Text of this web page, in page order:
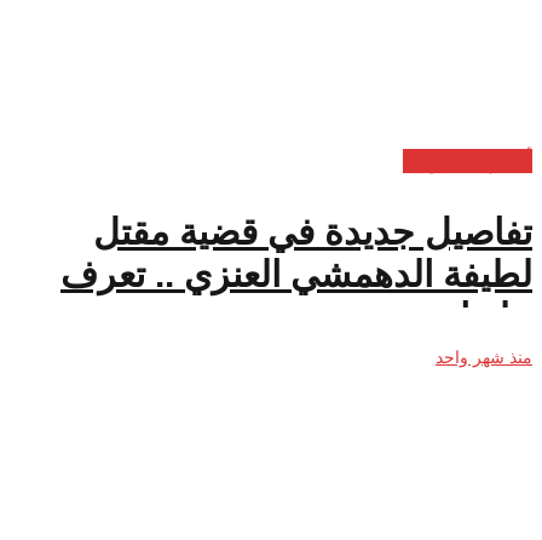
تفاصيل جديدة في قضية مقتل
لطيفة الدهمشي العنزي .. تعرف
عليها
منذ شهر واحد